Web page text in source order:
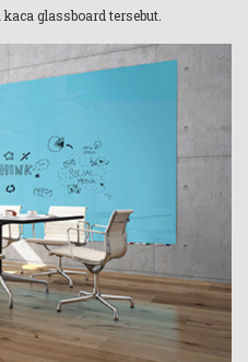
glassboard tersebut.